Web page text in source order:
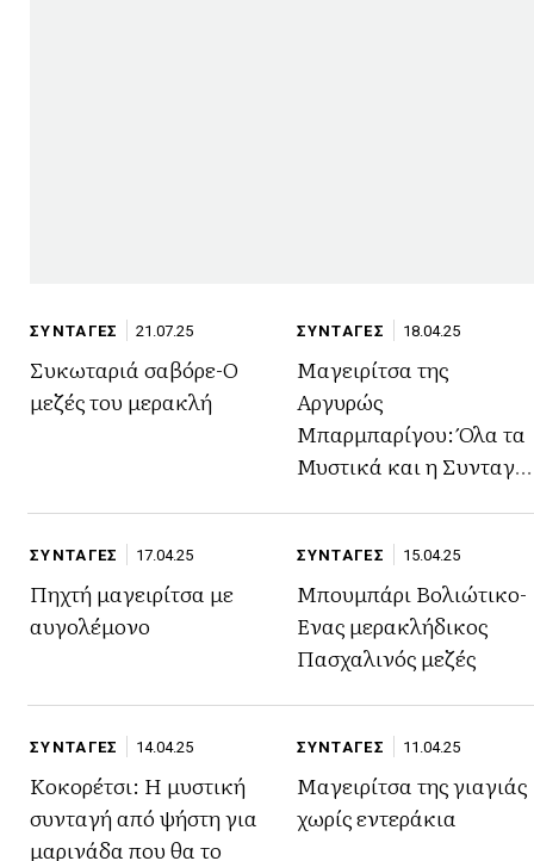
ΣΥΝΤΑΓΕΣ 21.07.25
Συκωταριά σαβόρε-Ο
μεζές του μερακλή
ΣΥΝΤΑΓΕΣ 18.04.25
Μαγειρίτσα της
Αργυρώς
Μπαρμπαρίγου: Όλα τα
Μυστικά και η Συνταγή
ΣΥΝΤΑΓΕΣ 17.04.25
Πηχτή μαγειρίτσα με
αυγολέμονο
ΣΥΝΤΑΓΕΣ 15.04.25
Μπουμπάρι Βολιώτικο-
Ενας μερακλήδικος
Πασχαλινός μεζές
ΣΥΝΤΑΓΕΣ 14.04.25
Κοκορέτσι: Η μυστική
συνταγή από ψήστη για
μαρινάδα που θα το
ΣΥΝΤΑΓΕΣ 11.04.25
Μαγειρίτσα της γιαγιάς
χωρίς εντεράκια